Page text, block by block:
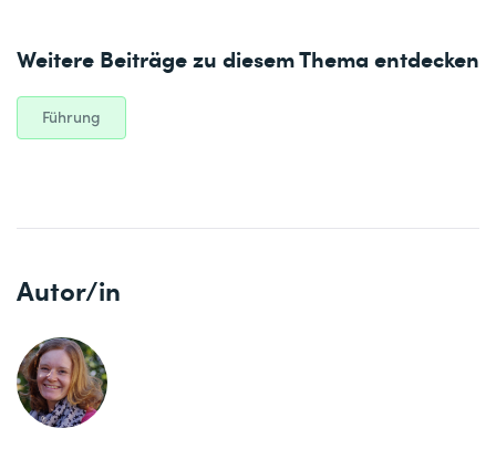
Weitere Beiträge zu diesem Thema entdecken
Führung
Autor/in